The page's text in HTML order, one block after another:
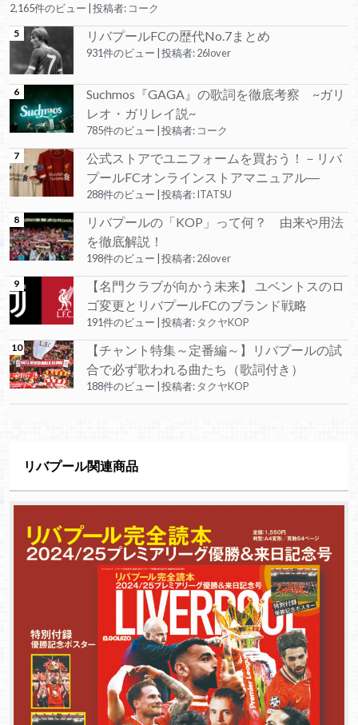
2,165件のビュー 投稿者: コーク
リバプールFCの歴代No.7まとめ
931件のビュー 投稿者:26lover
Suchmos『GAGA』の歌詞を徹底考察 ~ガリ
レオ・ガリレイ説~
785件のビュー 投稿者: コーク
公式ストアでユニフォームを買おう！－リバ
プールFCオンラインストアマニュアル―
288件のビュー 投稿者:ITATSU
リバプールの「KOP」って何？ 由来や用法
を徹底解説！
198件のビュー 投稿者:26lover
【名門クラブが向かう未来】 ユベントスのロ
ゴ変更とリバプールFCのブランド戦略
191件のビュー 投稿者: タクヤKOP
【チャント特集～定番編～】リバプールの試
合で必ず歌われる曲たち（歌詞付き）
188件のビュー 投稿者: タクヤKOP
リバプール関連商品